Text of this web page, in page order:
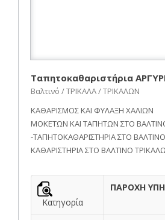
Ταπητοκαθαριστήρια
Βαλτινό / ΤΡΙΚΑΛΑ / ΤΡΙΚΑΛΩΝ
ΚΑΘΑΡΙΣΜΟΣ ΚΑΙ ΦΥΛΑΞΗ ΧΑΛΙΩΝ
ΜΟΚΕΤΩΝ ΚΑΙ ΤΑΠΗΤΩΝ ΣΤΟ
-ΤΑΠΗΤΟΚΑΘΑΡΙΣΤΗΡΙΑ ΣΤΟ
ΚΑΘΑΡΙΣΤΗΡΙΑ ΣΤΟ ΒΑΛΤΙΝΟ
Κατηγορία
ΠΑΡΟΧΗ